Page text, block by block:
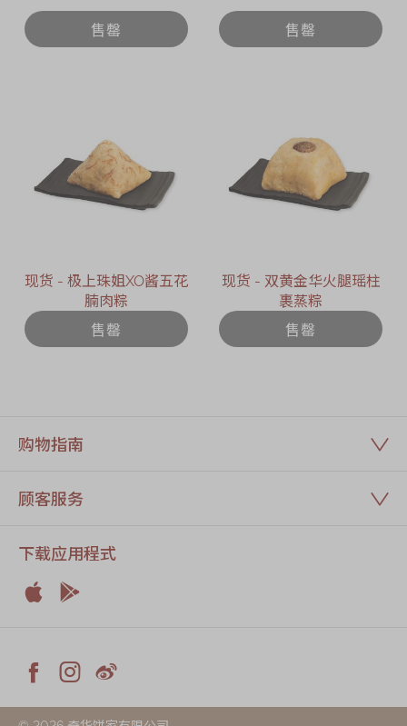
售罄 售罄
现货 - 极上珠姐XO酱五花
腩肉粽
售罄
现货 - 双黄金华火腿瑶柱
裹蒸粽
售罄

Facebook

Instagram

Weiblog
购物指南
顾客服务
下载应用程式

